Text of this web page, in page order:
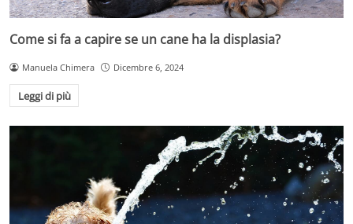
Come si fa a capire se un cane ha la displasia?
Manuela Chimera Dicembre 6, 2024
Leggi di più